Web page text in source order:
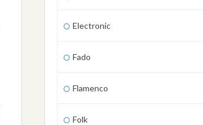
Electronic
Fado
Flamenco
Folk